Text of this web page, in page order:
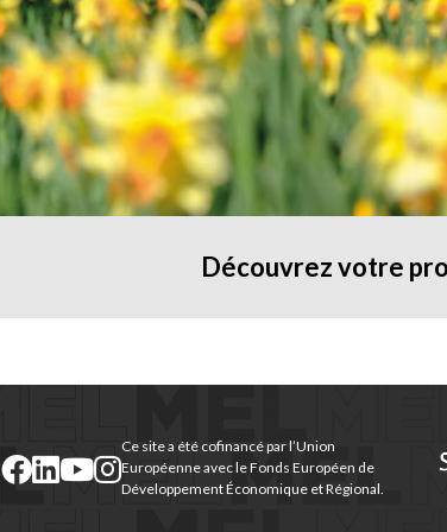
Découvrez votre
twitter
facebook
linkedin
(nouvelle
youtube
(nouvelle
instagram
(nouvelle
Ce site a été cofinancé par l’Union
Européenne avec le Fonds Européen de
Développement Économique et Régional.